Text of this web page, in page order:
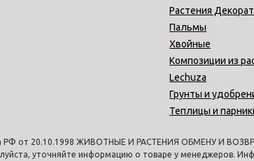
Растения
Пальмы
Хвойные
Композиции из
Lechuza
Грунты и
Теплицы и
РФ от 20.10.1998 ЖИВОТНЫЕ И РАСТЕНИЯ ОБМЕНУ И
уточняйте информацию о товаре у менеджеров.